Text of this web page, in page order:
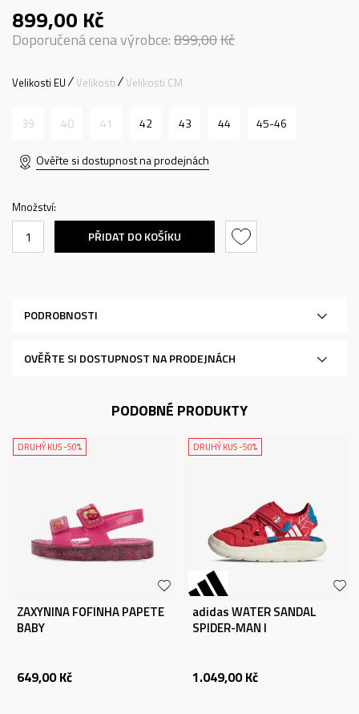
899,00 Kč
Doporučená cena výrobce:899,00Kč
Velikosti EU Velikosti Velikosti CM
39 40 41 42 43 44 45-46
Ověřte si dostupnost na prodejnách
Množství:
PŘIDAT DO KOŠÍKU
PODROBNOSTI
OVĚŘTE SI DOSTUPNOST NA PRODEJNÁCH
PODOBNÉ PRODUKTY
DRUHÝ KUS -50%
ZAXYNINA FOFINHA PAPETE
BABY
649,00 Kč
DRUHÝ KUS -50%
adidas WATER SANDAL
SPIDER-MAN I
1.049,00 Kč